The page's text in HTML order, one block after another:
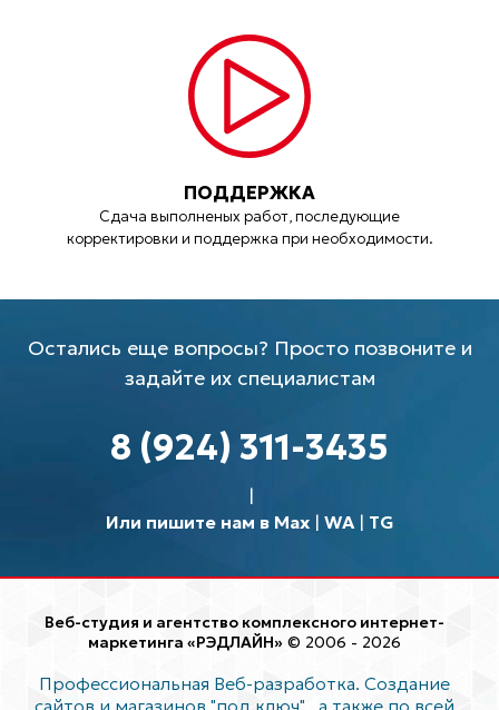
ПОДДЕРЖКА
Сдача выполненых работ, последующие
корректировки и поддержка при необходимости.
Остались еще вопросы? Просто позвоните и
задайте их специалистам
8 (924) 311-3435
Или пишите нам в Max| WA| TG
Веб-студия и агентство комплексного интернет-
маркетинга «РЭДЛАЙН» © 2006 - 2026
Профессиональная Веб-разработка. Создание
сайтов и магазинов "под ключ"
, а также по всей